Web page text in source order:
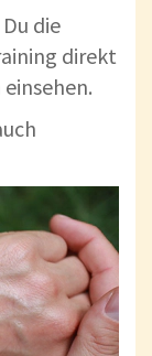
die
direkt